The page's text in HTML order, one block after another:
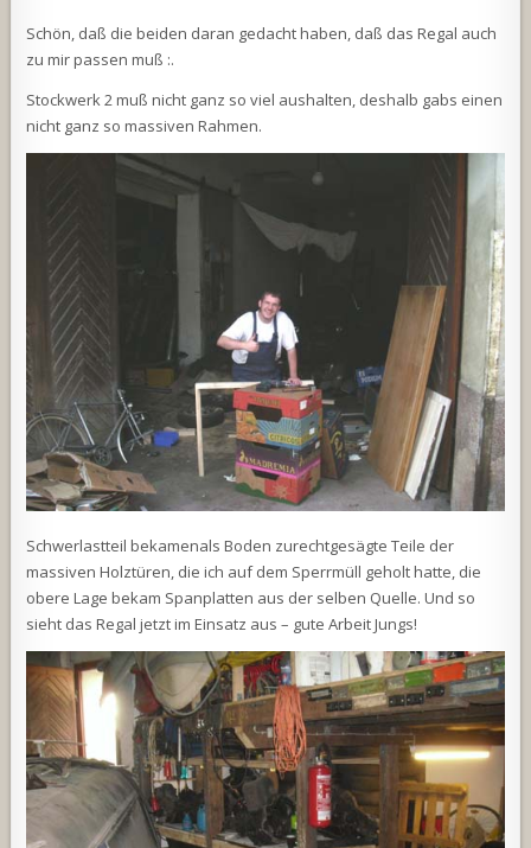
Schön, daß die beiden daran gedacht haben, daß das Regal auch
zu mir passen muß :.
Stockwerk 2 muß nicht ganz so viel aushalten, deshalb gabs einen
nicht ganz so massiven Rahmen.
Schwerlastteil bekamenals Boden zurechtgesägte Teile der
massiven Holztüren, die ich auf dem Sperrmüll geholt hatte, die
obere Lage bekam Spanplatten aus der selben Quelle. Und so
sieht das Regal jetzt im Einsatz aus – gute Arbeit Jungs!